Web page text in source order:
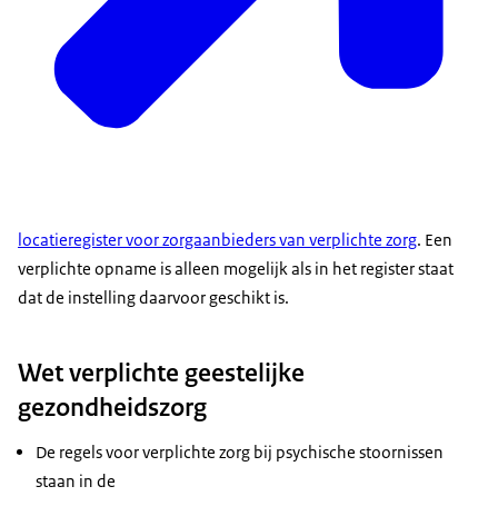
locatieregister voor zorgaanbieders van verplichte zorg. Een
verplichte opname is alleen mogelijk als in het register staat
dat de instelling daarvoor geschikt is.
Wet verplichte geestelijke
gezondheidszorg
De regels voor verplichte zorg bij psychische stoornissen
staan in de